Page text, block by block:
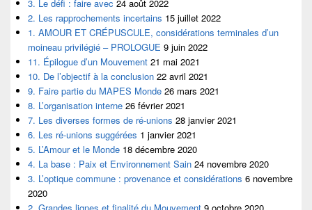
3. Le défi : faire avec 24 août 2022
2. Les rapprochements incertains 15 juillet 2022
1. AMOUR ET CRÉPUSCULE, considérations terminales d’un
moineau privilégié – PROLOGUE 9 juin 2022
11. Épilogue d’un Mouvement 21 mai 2021
10. De l’objectif à la conclusion 22 avril 2021
9. Faire partie du MAPES Monde 26 mars 2021
8. L’organisation interne 26 février 2021
7. Les diverses formes de ré-unions 28 janvier 2021
6. Les ré-unions suggérées 1 janvier 2021
5. L’Amour et le Monde 18 décembre 2020
4. La base : Paix et Environnement Sain 24 novembre 2020
3. L’optique commune : provenance et considérations 6 novembre
2020